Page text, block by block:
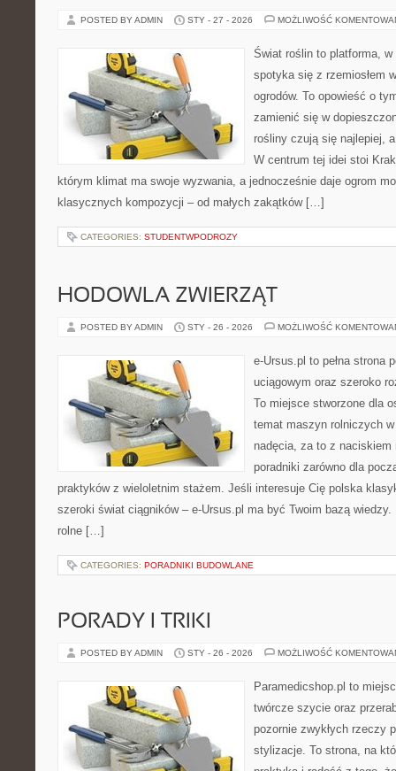
POSTED BY ADMIN STY - 27 - 2026 MOŻLIWOŚĆ
Świat roślin to platforma, w
spotyka się z rzemiosłem
ogrodów. To opowieść o
zamienić się w
rośliny czują się najlepiej,
W centrum tej idei stoi
którym klimat ma swoje wyzwania, a jednocześnie daje ogrom
klasycznych kompozycji – od małych zakątków […]
CATEGORIES: STUDENTWPODROZY
HODOWLA ZWIERZĄT
POSTED BY ADMIN STY - 26 - 2026 MOŻLIWOŚĆ
e-Ursus.pl to pełna strona
uciągowym oraz szeroko
To miejsce stworzone dla
temat maszyn rolniczych
nadęcia, za to z
poradniki zarówno dla
praktyków z wieloletnim stażem. Jeśli interesuje Cię polska
szeroki świat ciągników – e-Ursus.pl ma być Twoim bazą
rolne […]
CATEGORIES: PORADNIKI BUDOWLANE
PORADY I TRIKI
POSTED BY ADMIN STY - 26 - 2026 MOŻLIWOŚĆ
Paramedicshop.pl to
twórcze szycie oraz
pozornie zwykłych rzeczy
stylizacje. To strona, na